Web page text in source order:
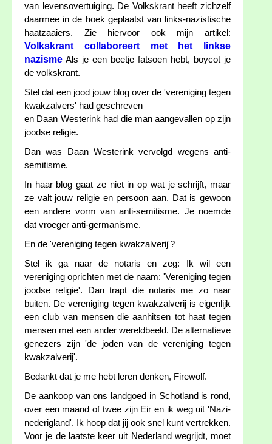
van levensovertuiging. De Volkskrant heeft zichzelf
daarmee in de hoek geplaatst van links-nazistische
haatzaaiers. Zie hiervoor ook mijn artikel:
Volkskrant collaboreert met het linkse
nazisme Als je een beetje fatsoen hebt, boycot je
de volkskrant.
Stel dat een jood jouw blog over de 'vereniging tegen
kwakzalvers' had geschreven
en Daan Westerink had die man aangevallen op zijn
joodse religie.
Dan was Daan Westerink vervolgd wegens anti-
semitisme.
In haar blog gaat ze niet in op wat je schrijft, maar
ze valt jouw religie en persoon aan. Dat is gewoon
een andere vorm van anti-semitisme. Je noemde
dat vroeger anti-germanisme.
En de 'vereniging tegen kwakzalverij'?
Stel ik ga naar de notaris en zeg: Ik wil een
vereniging oprichten met de naam: 'Vereniging tegen
joodse religie'. Dan trapt die notaris me zo naar
buiten. De vereniging tegen kwakzalverij is eigenlijk
een club van mensen die aanhitsen tot haat tegen
mensen met een ander wereldbeeld. De alternatieve
genezers zijn 'de joden van de vereniging tegen
kwakzalverij'.
Bedankt dat je me hebt leren denken, Firewolf.
De aankoop van ons landgoed in Schotland is rond,
over een maand of twee zijn Eir en ik weg uit 'Nazi-
nederigland'. Ik hoop dat jij ook snel kunt vertrekken.
Voor je de laatste keer uit Nederland wegrijdt, moet